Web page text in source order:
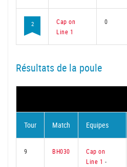
2
Cap on
Line 1
0
Résultats de la poule
Tour Match Equipes
9 BH030
Cap on
Line 1 -